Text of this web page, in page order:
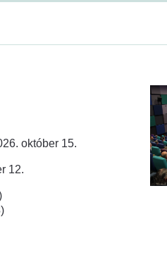
október 15.
12.